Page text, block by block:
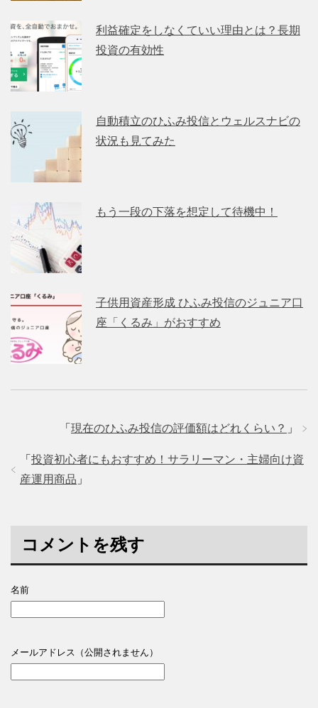
利益確定をしなくていい理由とは？長期
投資の有効性
自動積立のひふみ投信とウェルスナビの
状況も見てみた
もう一段の下落を想定して待機中！
子供用資産形成 ひふみ投信のジュニア口
座「くるみ」がおすすめ
「 現在のひふみ投信の評価額はどれくらい？ 」
「 投資初心者にもおすすめ！サラリーマン・主婦向け資
産運用商品 」
コメントを残す
名前
メールアドレス（公開されません）